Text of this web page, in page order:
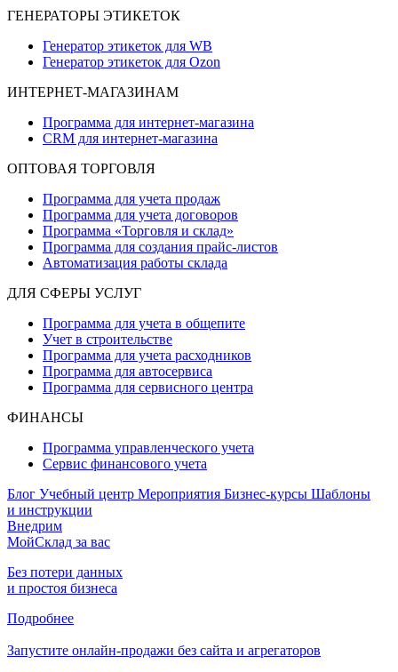
ГЕНЕРАТОРЫ ЭТИКЕТОК
Генератор этикеток для WB
Генератор этикеток для Ozon
ИНТЕРНЕТ-МАГАЗИНАМ
Программа для интернет-магазина
CRM для интернет-магазина
ОПТОВАЯ ТОРГОВЛЯ
Программа для учета продаж
Программа для учета договоров
Программа «Торговля и склад»
Программа для создания прайс‑листов
Автоматизация работы склада
ДЛЯ СФЕРЫ УСЛУГ
Программа для учета в общепите
Учет в строительстве
Программа для учета расходников
Программа для автосервиса
Программа для сервисного центра
ФИНАНСЫ
Программа управленческого учета
Сервис финансового учета
Блог Учебный центр Мероприятия Бизнес-курсы Шаблоны
и инструкции
Внедрим
МойСклад за вас
Без потери данных
и простоя бизнеса
Подробнее
Запустите онлайн-продажи без сайта и агрегаторов